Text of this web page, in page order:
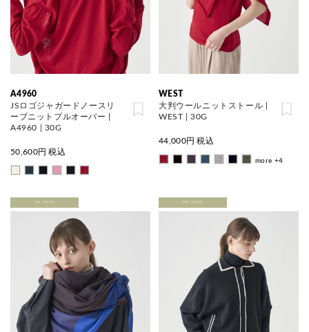
A4960
JSロゴジャガードノースリ
ーブニットプルオーバー |
A4960 | 30G
50,600円 税込
WEST
大判ウールニットストール |
WEST | 30G
44,000円 税込
more +4
PRE ORDER PRE ORDER